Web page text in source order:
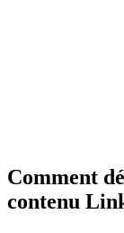
Comment
contenu